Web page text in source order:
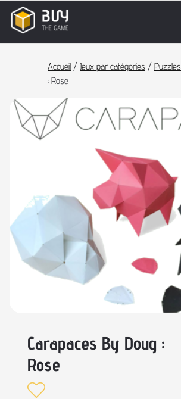
Accueil / Jeux par catégories / Puzzles
: Rose
Carapaces By Doug :
Rose